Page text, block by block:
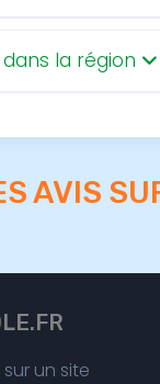
la région
AVIS
un site